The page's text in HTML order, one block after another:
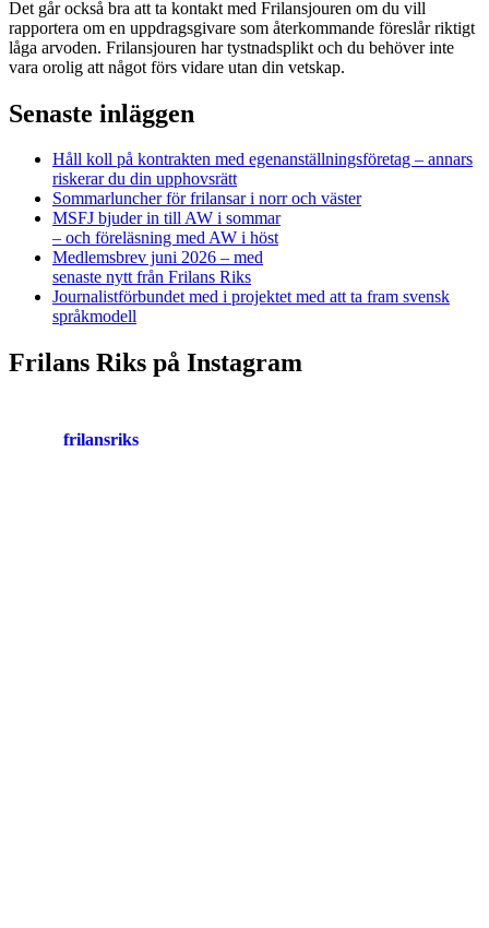
Det går också bra att ta kontakt med Frilansjouren om du vill
rapportera om en uppdragsgivare som återkommande föreslår riktigt
låga arvoden. Frilansjouren har tystnadsplikt och du behöver inte
vara orolig att något förs vidare utan din vetskap.
Senaste inläggen
Håll koll på kontrakten med egenanställningsföretag – annars
riskerar du din upphovsrätt
Sommarluncher för frilansar i norr och väster
MSFJ bjuder in till AW i sommar
– och föreläsning med AW i höst
Medlemsbrev juni 2026 – med
senaste nytt från Frilans Riks
Journalistförbundet med i projektet med att ta fram svensk
språkmodell
Frilans Riks på Instagram
frilansriks